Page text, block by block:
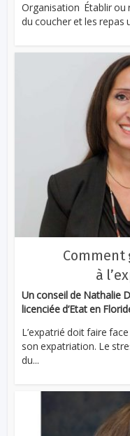
Organisation Établir ou
du coucher et les repas
Comment
à
Un conseil de Nathalie
licenciée d’Etat en
L’expatrié doit faire
son expatriation. Le
du...